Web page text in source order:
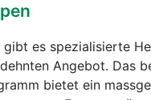
gibt es spezialisierte
Angebot. Das
bietet ein